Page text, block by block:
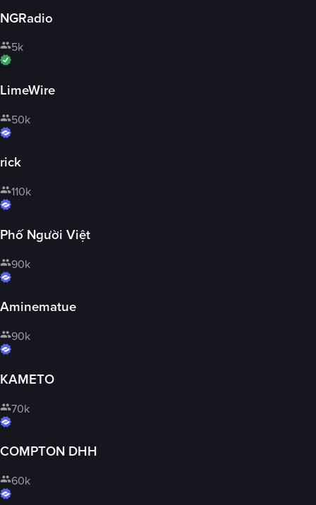
NGRadio
5k
LimeWire
50k
rick
110k
Phố Người Việt
90k
Aminematue
90k
KAMETO
70k
COMPTON DHH
60k